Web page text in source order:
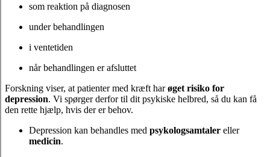
som reaktion på diagnosen
under behandlingen
i ventetiden
når behandlingen er afsluttet
Forskning viser, at patienter med kræft harøget risiko for
depression. Vi spørger derfor til dit psykiske helbred, så du kan få
den rette hjælp, hvis der er behov.
Depression kan behandles med psykologsamtaler eller
medicin.